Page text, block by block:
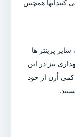
همچنین
پرینتر ها
نیز در این
کمی اُزن از خود